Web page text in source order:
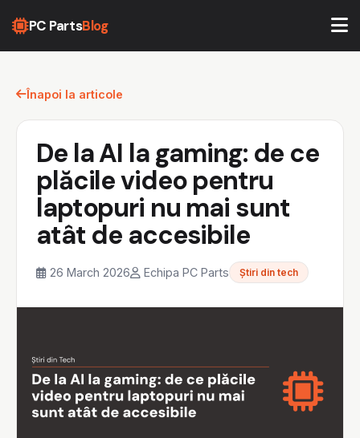
PC PartsBlog
Înapoi la articole
De la AI la gaming: de ce
plăcile video pentru
laptopuri nu mai sunt
atât de accesibile
26 March 2026 Echipa PC Parts Știri din tech